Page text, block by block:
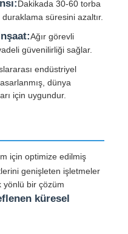
Dakikada 30-60 torba
süresini azaltır.
Ağır görevli
güvenilirliği sağlar.
endüstriyel
dünya
için uygundur.
için optimize edilmiş
genişleten işletmeler
yönlü bir çözüm
küresel